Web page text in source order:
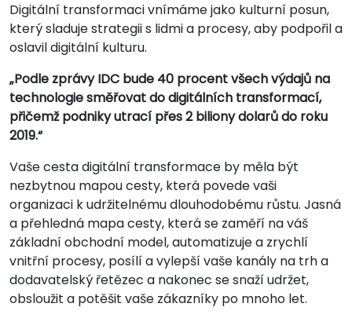
Digitální transformaci vnímáme jako kulturní posun,
který sladuje strategii s lidmi a procesy, aby podpořil a
oslavil digitální kulturu.
„Podle zprávy IDC bude 40 procent všech výdajů na
technologie směřovat do digitálních transformací,
přičemž podniky utrací přes 2 biliony dolarů do roku
2019.“
Vaše cesta digitální transformace by měla být
nezbytnou mapou cesty, která povede vaši
organizaci k udržitelnému dlouhodobému růstu. Jasná
a přehledná mapa cesty, která se zaměří na váš
základní obchodní model, automatizuje a zrychlí
vnitřní procesy, posílí a vylepší vaše kanály na trh a
dodavatelský řetězec a nakonec se snaží udržet,
obsloužit a potěšit vaše zákazníky po mnoho let.